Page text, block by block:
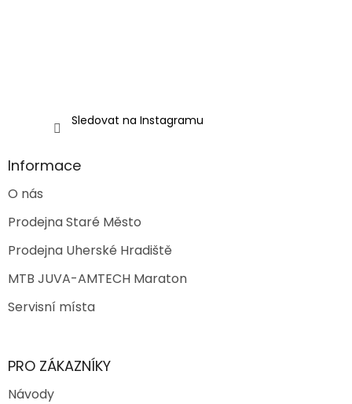
Sledovat na Instagramu
Informace
O nás
Prodejna Staré Město
Prodejna Uherské Hradiště
MTB JUVA-AMTECH Maraton
Servisní místa
PRO ZÁKAZNÍKY
Návody